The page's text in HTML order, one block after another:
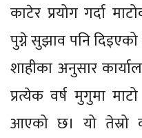
काटेर प्रयोग गर्दा
पुग्ने सुझाव पनि
शाहीका अनुसार
प्रत्येक वर्ष मुगुमा
आएको छ। यो तेस्रो